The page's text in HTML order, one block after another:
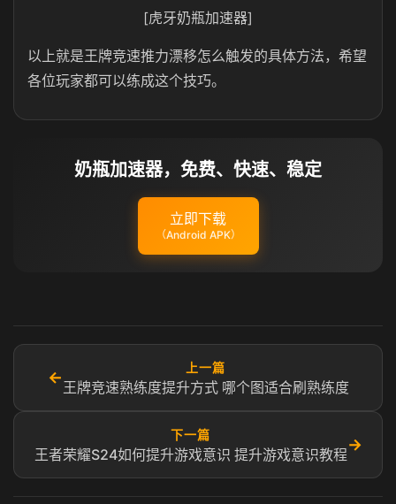
[虎牙奶瓶加速器]
以上就是王牌竞速推力漂移怎么触发的具体方法，希望
各位玩家都可以练成这个技巧。
奶瓶加速器，免费、快速、稳定
立即下载
（Android APK）
←
上一篇
王牌竞速熟练度提升方式 哪个图适合刷熟练度
下一篇
王者荣耀S24如何提升游戏意识 提升游戏意识教程
→